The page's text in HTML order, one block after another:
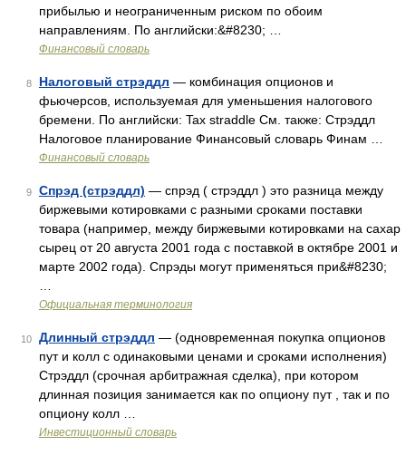
прибылью и неограниченным риском по обоим
направлениям. По английски:&#8230; …
Финансовый словарь
8 Налоговый стрэддл — комбинация опционов и
фьючерсов, используемая для уменьшения налогового
бремени. По английски: Tax straddle См. также: Стрэддл
Налоговое планирование Финансовый словарь Финам …
Финансовый словарь
9 Спрэд (стрэддл) — спрэд ( стрэддл ) это разница между
биржевыми котировками с разными сроками поставки
товара (например, между биржевыми котировками на сахар
сырец от 20 августа 2001 года с поставкой в октябре 2001 и
марте 2002 года). Спрэды могут применяться при&#8230;
Официальная терминология
10 Длинный стрэддл — (одновременная покупка опционов
пут и колл с одинаковыми ценами и сроками исполнения)
Стрэддл (срочная арбитражная сделка), при котором
длинная позиция занимается как по опциону пут , так и по
опциону колл …
Инвестиционный словарь